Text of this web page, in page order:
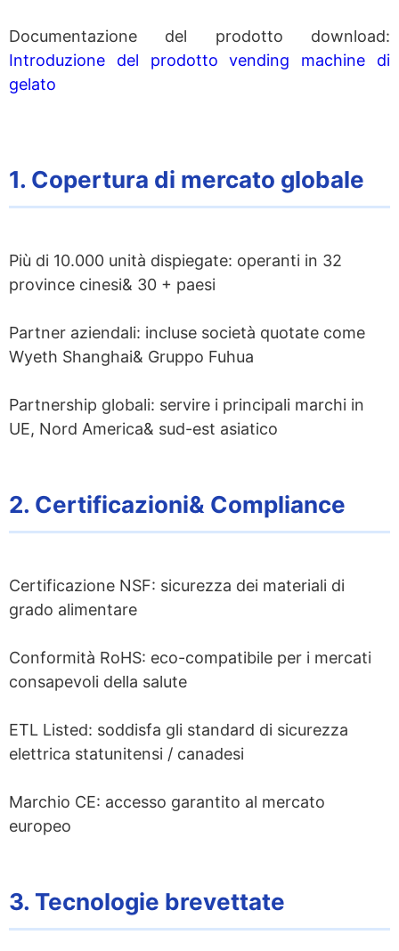
Documentazione del prodotto download:
Introduzione del prodotto vending machine di
gelato
1. Copertura di mercato globale
Più di 10.000 unità dispiegate: operanti in 32
province cinesi& 30 + paesi
Partner aziendali: incluse società quotate come
Wyeth Shanghai& Gruppo Fuhua
Partnership globali: servire i principali marchi in
UE, Nord America& sud-est asiatico
2. Certificazioni& Compliance
Certificazione NSF: sicurezza dei materiali di
grado alimentare
Conformità RoHS: eco-compatibile per i mercati
consapevoli della salute
ETL Listed: soddisfa gli standard di sicurezza
elettrica statunitensi / canadesi
Marchio CE: accesso garantito al mercato
europeo
3. Tecnologie brevettate